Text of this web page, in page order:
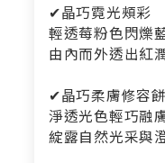
✔晶巧霓光頰彩
輕透莓粉色閃爍
由內而外透出紅
✔晶巧柔膚修容
淨透光色輕巧融
綻露自然光采與